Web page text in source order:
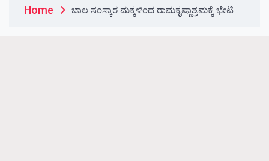
Home ಬಾಲ ಸಂಸ್ಕಾರ ಮಕ್ಕಳಿಂದ ರಾಮಕೃಷ್ಣಾಶ್ರಮಕ್ಕೆ ಭೇಟಿ